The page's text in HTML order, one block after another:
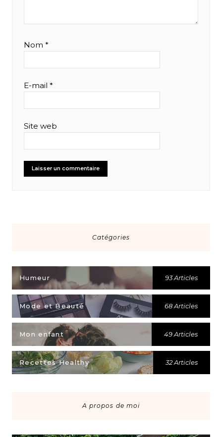
Nom *
E-mail *
Site web
Catégories
Humeur 93 Articles
Mode et Beauté 68 Articles
Mon enfant 49 Articles
Recettes Healthy 32 Articles
A propos de moi